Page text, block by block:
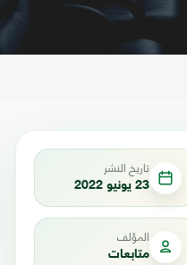
تاريخ النشر
23 يونيو 2022
المؤلف
متابعات